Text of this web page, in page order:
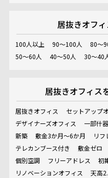
居抜きオフ
100人以上 90～100人 80～
50～60人
40～50人 30～40
居抜きオフィス
居抜きオフィス セットアップ
デザイナーズオフィス
一部什
新築
敷金3か月～6か月
リフ
テレカンブース付き
敷金ゼロ
個別空調
フリーアドレス 初
リノベーションオフィス
天高